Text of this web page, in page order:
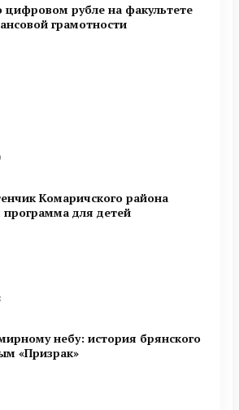
цифровом рубле на факультете
грамотности
Комаричского района
для детей
небу: история брянского
«Призрак»